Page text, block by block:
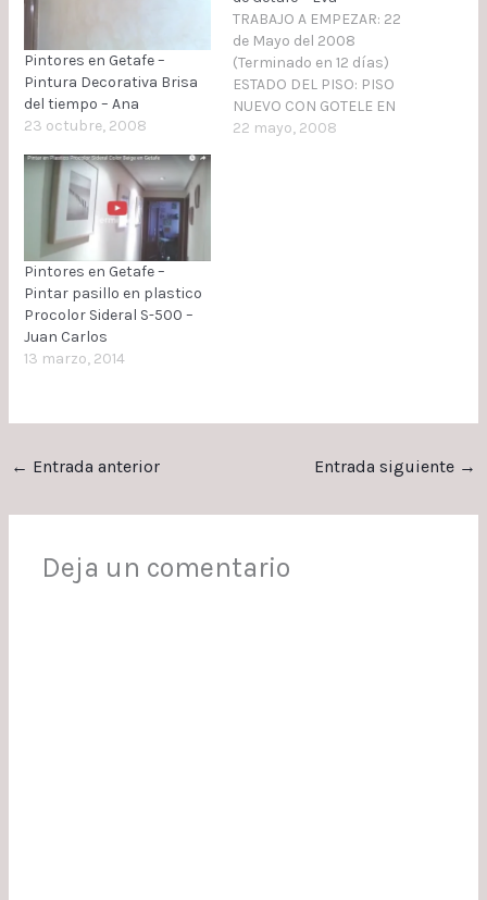
Pintores en Getafe –
Pintura Decorativa Brisa
del tiempo – Ana
23 octubre, 2008
TRABAJO A EMPEZAR: 22
de Mayo del 2008
(Terminado en 12 días)
ESTADO DEL PISO: PISO
NUEVO CON GOTELE EN
TECHOS Y PAREDES.
22 mayo, 2008
Pintores en Getafe –
Pintar pasillo en plastico
Procolor Sideral S-500 –
Juan Carlos
13 marzo, 2014
← Entrada anterior Entrada siguiente →
Deja un comentario